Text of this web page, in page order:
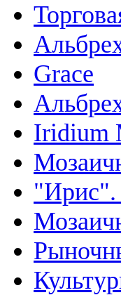
Grace
Iridium
"Ирис".